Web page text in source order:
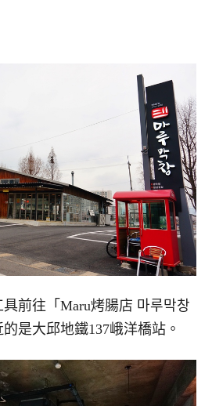
前往「Maru烤腸店 마루막창
是大邱地鐵137峨洋橋站。